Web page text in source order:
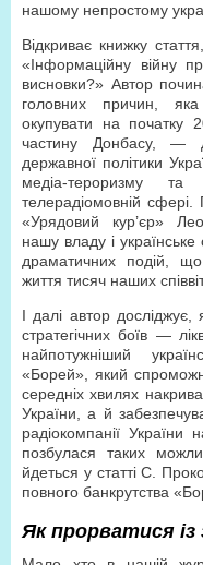
нашому непростому
Відкриває книжку
«Інформаційну війну
висновки?» Автор
головних причин, яка
окупувати на початку
частину Донбасу, —
державної політики
медіа-тероризму
телерадіомовній
«Урядовий кур’єр»
нашу владу і
драматичних подій,
життя тисяч наших
І далі автор досліджує,
стратегічних боїв —
найпотужніший
«Борей», який
середніх хвилях
України, а й
радіокомпанії
позбулася таких
йдеться у статті С.
повного банкрутства
Як прорватися із